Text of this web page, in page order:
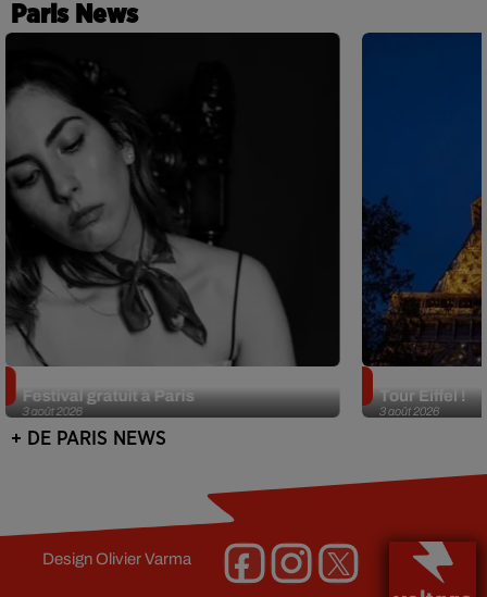
Paris News
3 août 2026
Festival gratuit à Paris
3 août 2026
Tour Eiffel !
+ DE PARIS NEWS
DesignOlivier Varma